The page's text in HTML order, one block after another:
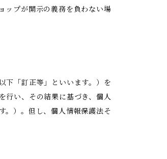
ップが開示の義務を負わない場
下「訂正等」といいます。）を
行い、その結果に基づき、個人
。）。但し、個人情報保護法そ